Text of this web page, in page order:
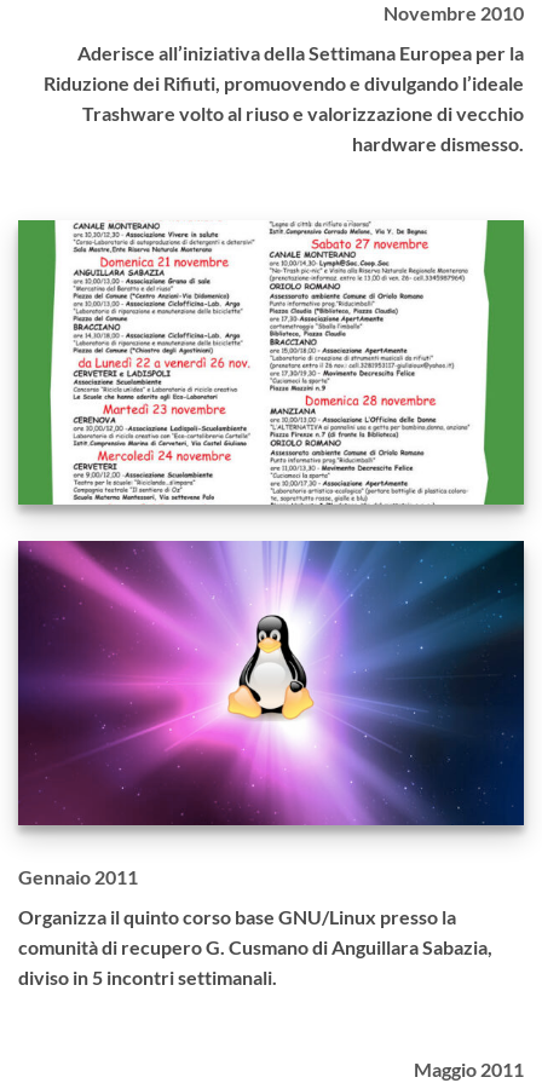
Novembre 2010
Aderisce all’iniziativa della Settimana Europea per la
Riduzione dei Rifiuti, promuovendo e divulgando l’ideale
Trashware volto al riuso e valorizzazione di vecchio
hardware dismesso.
Gennaio 2011
Organizza il quinto corso base GNU/Linux presso la
comunità di recupero G. Cusmano di Anguillara Sabazia,
diviso in 5 incontri settimanali.
Maggio 2011